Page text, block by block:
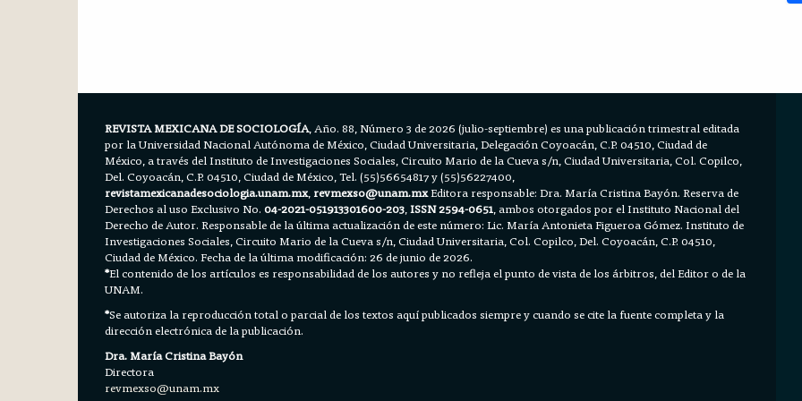
REVISTA MEXICANA DE SOCIOLOGÍA, Año. 88, Número 3 de 2026 (julio-septiembre) es una publicación trimestral editada
por la Universidad Nacional Autónoma de México, Ciudad Universitaria, Delegación Coyoacán, C.P. 04510, Ciudad de
México, a través del Instituto de Investigaciones Sociales, Circuito Mario de la Cueva s/n, Ciudad Universitaria, Col. Copilco,
Del. Coyoacán, C.P. 04510, Ciudad de México, Tel. (55)56654817 y (55)56227400,
revistamexicanadesociologia.unam.mx,revmexso@unam.mxEditora responsable: Dra. María Cristina Bayón. Reserva de
Derechos al uso Exclusivo No.04-2021-051913301600-203,ISSN 2594-0651, ambos otorgados por el Instituto Nacional del
Derecho de Autor. Responsable de la última actualización de este número: Lic. María Antonieta Figueroa Gómez. Instituto de
Investigaciones Sociales, Circuito Mario de la Cueva s/n, Ciudad Universitaria, Col. Copilco, Del. Coyoacán, C.P. 04510,
Ciudad de México. Fecha de la última modificación: 26 de junio de 2026.
*El contenido de los artículos es responsabilidad de los autores y no refleja el punto de vista de los árbitros, del Editor o de la
UNAM.
*Se autoriza la reproducción total o parcial de los textos aquí publicados siempre y cuando se cite la fuente completa y la
dirección electrónica de la publicación.
Dra. María Cristina Bayón
Directora
revmexso@unam.mx